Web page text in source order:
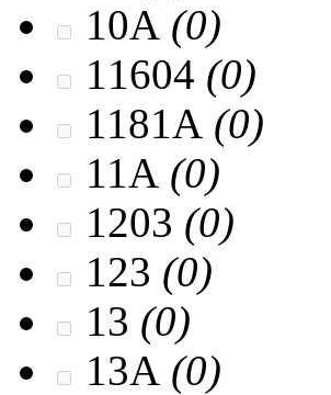
10A (0)
11604 (0)
1181A (0)
11A (0)
1203 (0)
123 (0)
13 (0)
13A (0)